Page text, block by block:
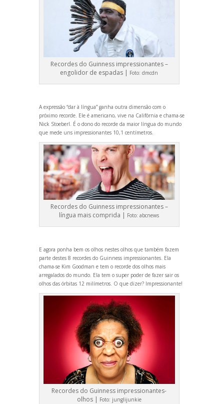
Recordes do Guinness impressionantes –
engolidor de espadas | Foto:dmcdn
A expressão “dar à língua” ganha outra dimensão com o
próximo recorde. Ele é americano, vive na Califórnia e chama-se
Nick Stoeberl. É o dono do recorde da maior língua do mundo
que mede uns impressionantes 10,1 centímetros.
Recordes do Guinness impressionantes –
língua mais comprida |
Foto:abcnews
E agora ponha bem os olhos nestes olhos que também fazem
parte destes 8 recordes do Guinness impressionantes. Ela
chama-se Kim Goodman e tem o recorde dos olhos mais
arregalados do mundo. Ela tem o super poder de fazer sair os
olhos das órbitas 12 milímetros. O que dizer? Impressionante!
Recordes do Guinness impressionantes-
olhos | Foto: junglijunkie